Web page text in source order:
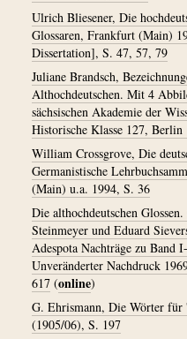
Ulrich Bliesener, Die
Glossaren, Frankfurt (Main)
Dissertation], S. 47, 57, 79
Juliane Brandsch,
Althochdeutschen. Mit 4
sächsischen Akademie der
Historische Klasse 127,
William Crossgrove, Die
Germanistische
(Main) u.a. 1994, S. 36
Die althochdeutschen
Steinmeyer und Eduard
Adespota Nachträge zu Band
Unveränderter Nachdruck
617 (online)
G. Ehrismann, Die Wörter
(1905/06), S. 197